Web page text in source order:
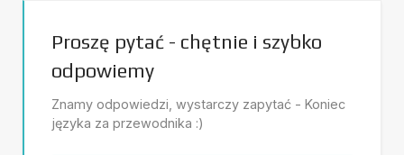
Proszę pytać - chętnie i szybko
odpowiemy
Znamy odpowiedzi, wystarczy zapytać - Koniec
języka za przewodnika :)